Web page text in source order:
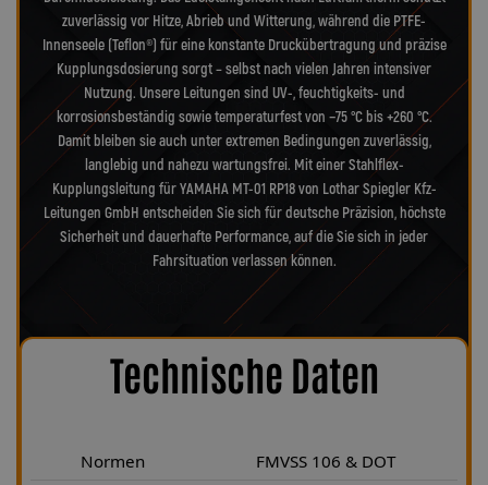
zuverlässig vor Hitze, Abrieb und Witterung, während die PTFE-
Innenseele (Teflon®) für eine konstante Druckübertragung und präzise
Kupplungsdosierung sorgt – selbst nach vielen Jahren intensiver
Nutzung. Unsere Leitungen sind UV-, feuchtigkeits- und
korrosionsbeständig sowie temperaturfest von −75 °C bis +260 °C.
Damit bleiben sie auch unter extremen Bedingungen zuverlässig,
langlebig und nahezu wartungsfrei. Mit einer Stahlflex-
Kupplungsleitung für YAMAHA MT-01 RP18 von Lothar Spiegler Kfz-
Leitungen GmbH entscheiden Sie sich für deutsche Präzision, höchste
Sicherheit und dauerhafte Performance, auf die Sie sich in jeder
Fahrsituation verlassen können.
Technische Daten
Normen FMVSS 106 & DOT